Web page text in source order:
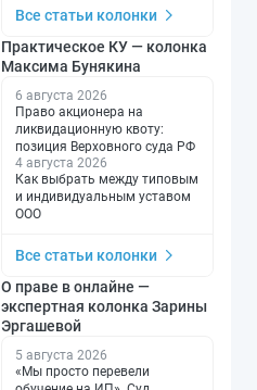
Все статьи колонки
Практическое КУ — колонка
Максима Бунякина
6 августа 2026
Право акционера на
ликвидационную квоту:
позиция Верховного суда РФ
4 августа 2026
Как выбрать между типовым
и индивидуальным уставом
ООО
Все статьи колонки
О праве в онлайне —
экспертная колонка Зарины
Эргашевой
5 августа 2026
«Мы просто перевели